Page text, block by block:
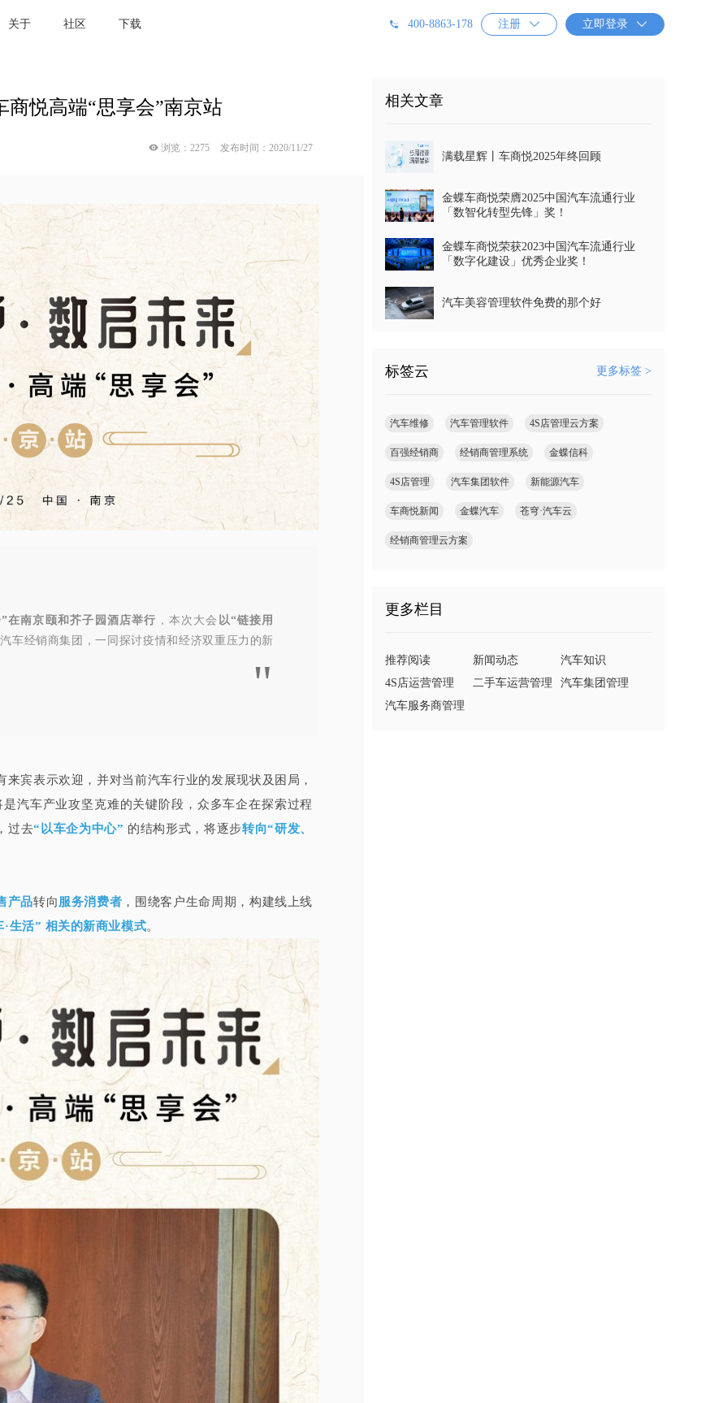
关于 社区 下载 400-8863-178 注册  立即登录 
端“思享会”南京站
悦高端“思享会”南京站
 浏览：2275 发布时间：2020/11/27
在南京颐和芥子园酒店举行 ，本次大会 以“链接用
车经销商集团，一同探讨疫情和经济双重压力的新
"
来宾表示欢迎，并对当前汽车行业的发展现状及困局，
是汽车产业攻坚克难的关键阶段， 众多车企在探索过程
，过去“以车企为中心” 的结构形式，将逐步转向“研发、
产品转向服务消费者 ，围绕客户生命周期，构建线上线
·生活” 相关的新商业模式。
相关文章
满载星辉丨车商悦2025年终回顾
金蝶车商悦荣膺2025中国汽车流通行业
「数智化转型先锋」奖！
金蝶车商悦荣获2023中国汽车流通行业
「数字化建设」优秀企业奖！
汽车美容管理软件免费的那个好
标签云 更多标签 >
汽车维修 汽车管理软件 4S店管理云方案
百强经销商 经销商管理系统 金蝶信科
4S店管理 汽车集团软件 新能源汽车
车商悦新闻 金蝶汽车 苍穹·汽车云
经销商管理云方案
更多栏目
推荐阅读 新闻动态
汽车知识
4S店运营管理
二手车运营管理
汽车集团管理
汽车服务商管理